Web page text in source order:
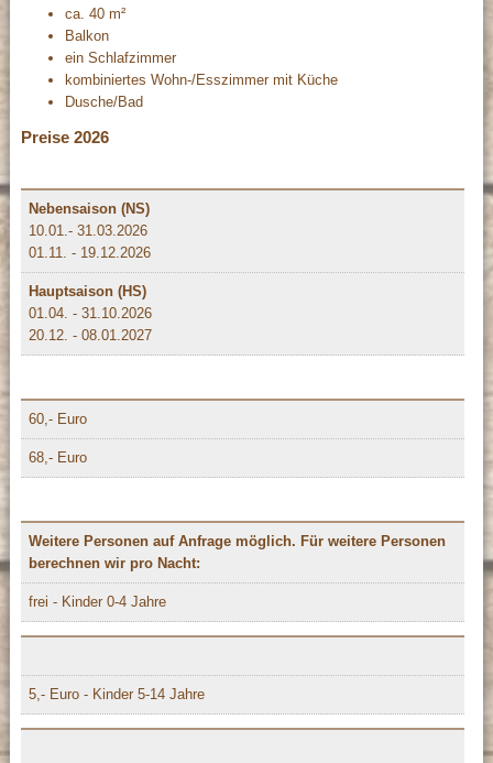
ca. 40 m²
Balkon
ein Schlafzimmer
kombiniertes Wohn-/Esszimmer mit Küche
Dusche/Bad
Preise 2026
Nebensaison (NS)
10.01.- 31.03.2026
01.11. - 19.12.2026
Hauptsaison (HS)
01.04. - 31.10.2026
20.12. - 08.01.2027
60,- Euro
68,- Euro
Weitere Personen auf Anfrage möglich. Für weitere Personen
berechnen wir pro Nacht:
frei - Kinder 0-4 Jahre
5,- Euro - Kinder 5-14 Jahre